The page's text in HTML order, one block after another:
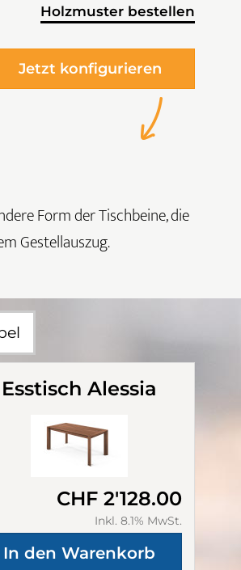
Holzmuster bestellen
Jetzt konfigurieren
Form der Tischbeine, die
Gestellauszug.
Esstisch Alessia
CHF 2'128.00
Inkl. 8.1% MwSt.